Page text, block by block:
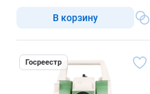
В корзину
Госреестр